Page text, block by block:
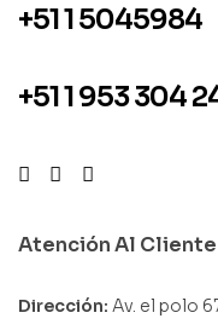
+51 1 5045984
+51 1 953 304
Atención Al Cliente
Dirección: Av. el polo